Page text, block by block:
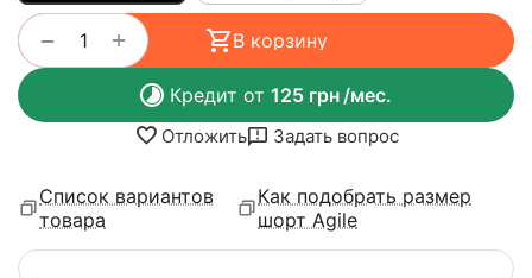
+
− В корзину
Кредит от 125 грн/мес.
Отложить Задать вопрос
Список вариантов
товара
Как подобрать размер
шорт Agile